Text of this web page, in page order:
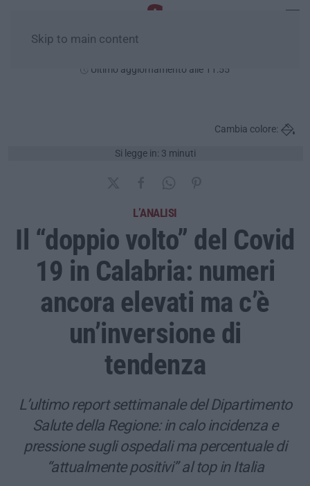
Skip to main content
Ultimo aggiornamento alle 11:55
Si legge in: 3 minuti
Cambia colore:
L’ANALISI
Il “doppio volto” del Covid
19 in Calabria: numeri
ancora elevati ma c’è
un’inversione di
tendenza
L’ultimo report settimanale del Dipartimento
Salute della Regione: in calo incidenza e
pressione sugli ospedali ma percentuale di
“attualmente positivi” al top in Italia